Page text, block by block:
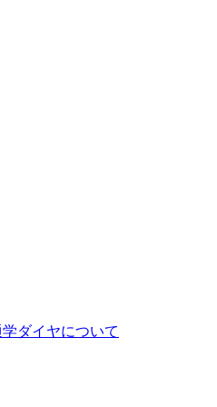
ダイヤについて